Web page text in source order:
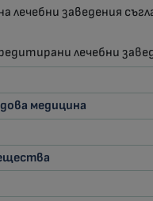
лечебни заведения
лечебни
медицина